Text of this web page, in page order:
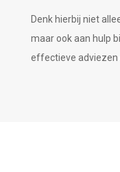
Denk hierbij niet
maar ook aan hulp
effectieve adviezen